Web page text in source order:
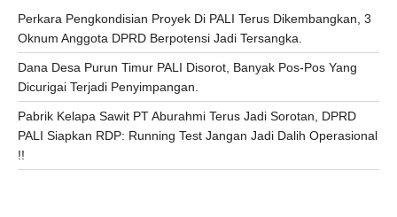
Perkara Pengkondisian Proyek Di PALI Terus Dikembangkan, 3
Oknum Anggota DPRD Berpotensi Jadi Tersangka.
Dana Desa Purun Timur PALI Disorot, Banyak Pos-Pos Yang
Dicurigai Terjadi Penyimpangan.
Pabrik Kelapa Sawit PT Aburahmi Terus Jadi Sorotan, DPRD
PALI Siapkan RDP: Running Test Jangan Jadi Dalih Operasional
!!